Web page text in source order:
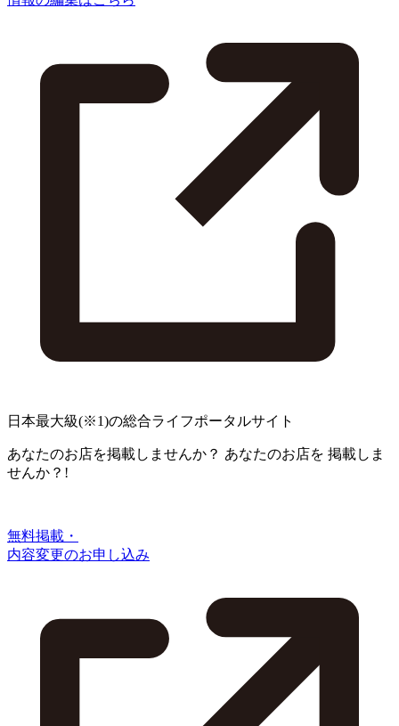
日本最大級(※1)の総合ライフポータルサイト
あなたのお店を掲載しませんか？ あなたのお店を 掲載しま
せんか？!
無料掲載・
内容変更のお申し込み